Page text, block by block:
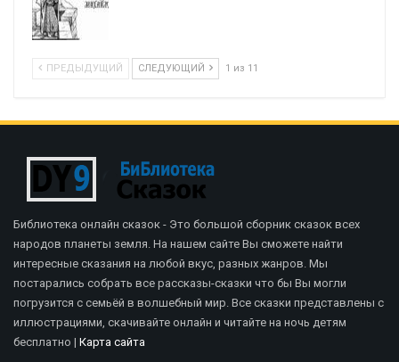
ПРЕДЫДУЩИЙ СЛЕДУЮЩИЙ 1 из 11
Библиотека онлайн сказок - Это большой сборник сказок всех
народов планеты земля. На нашем сайте Вы сможете найти
интересные сказания на любой вкус, разных жанров. Мы
постарались собрать все рассказы-сказки что бы Вы могли
погрузится с семьёй в волшебный мир. Все сказки представлены с
иллюстрациями, скачивайте онлайн и читайте на ночь детям
бесплатно | Карта сайта